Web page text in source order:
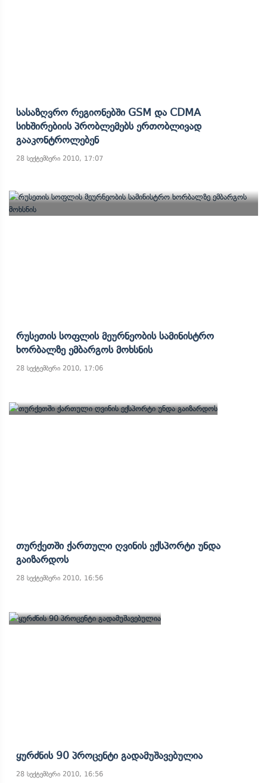
Სასაზღვრო Რეგიონებში GSM Და CDMA
Სიხშირებიის Პრობლემებს Ერთობლივად
Გააკონტროლებენ
28 სექტემბერი 2010, 17:07
Რუსეთის Სოფლის Მეურნეობის Სამინისტრო
Ხორბალზე Ემბარგოს Მოხსნის
28 სექტემბერი 2010, 17:06
Თურქეთში Ქართული Ღვინის Ექსპორტი Უნდა
Გაიზარდოს
28 სექტემბერი 2010, 16:56
Ყურძნის 90 Პროცენტი Გადამუშავებულია
28 სექტემბერი 2010, 16:56